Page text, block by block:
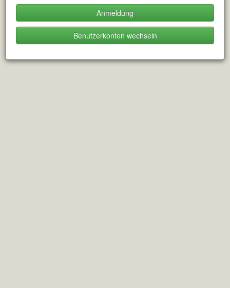
Anmeldung
Benutzerkonten wechseln